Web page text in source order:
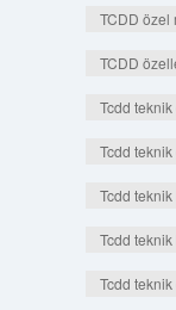
TCDD özel
TCDD
Tcdd
Tcdd
Tcdd
Tcdd teknik
Tcdd